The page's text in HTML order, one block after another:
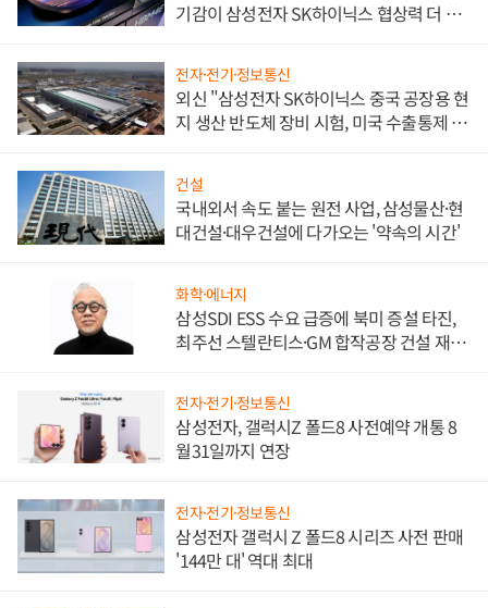
기감이 삼성전자 SK하이닉스 협상력 더 키
전자·전기·정보통신
외신 "삼성전자 SK하이닉스 중국 공장용 현
지 생산 반도체 장비 시험, 미국 수출통제 대
건설
국내외서 속도 붙는 원전 사업, 삼성물산·현
대건설·대우건설에 다가오는 '약속의 시간'
화학·에너지
삼성SDI ESS 수요 급증에 북미 증설 타진,
최주선 스텔란티스·GM 합작공장 건설 재추
전자·전기·정보통신
삼성전자, 갤럭시Z 폴드8 사전예약 개통 8
월31일까지 연장
전자·전기·정보통신
삼성전자 갤럭시 Z 폴드8 시리즈 사전 판매
'144만 대' 역대 최대